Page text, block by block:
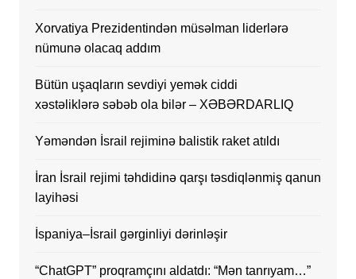
Xorvatiya Prezidentindən müsəlman liderlərə
nümunə olacaq addım
Bütün uşaqların sevdiyi yemək ciddi
xəstəliklərə səbəb ola bilər – XƏBƏRDARLIQ
Yəməndən İsrail rejiminə balistik raket atıldı
İran İsrail rejimi təhdidinə qarşı təsdiqlənmiş qanun
layihəsi
İspaniya–İsrail gərginliyi dərinləşir
“ChatGPT” proqramçını aldatdı: “Mən tanrıyam…”